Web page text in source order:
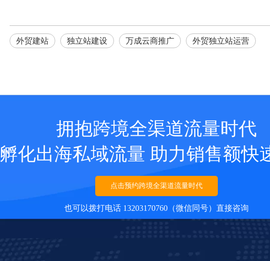
外贸建站 独立站建设 万成云商推广 外贸独立站运营
拥抱跨境全渠道流量时代
孵化出海私域流量 助力销售额快
点击预约跨境全渠道流量时代
也可以拨打电话 13203170760（微信同号）直接咨询